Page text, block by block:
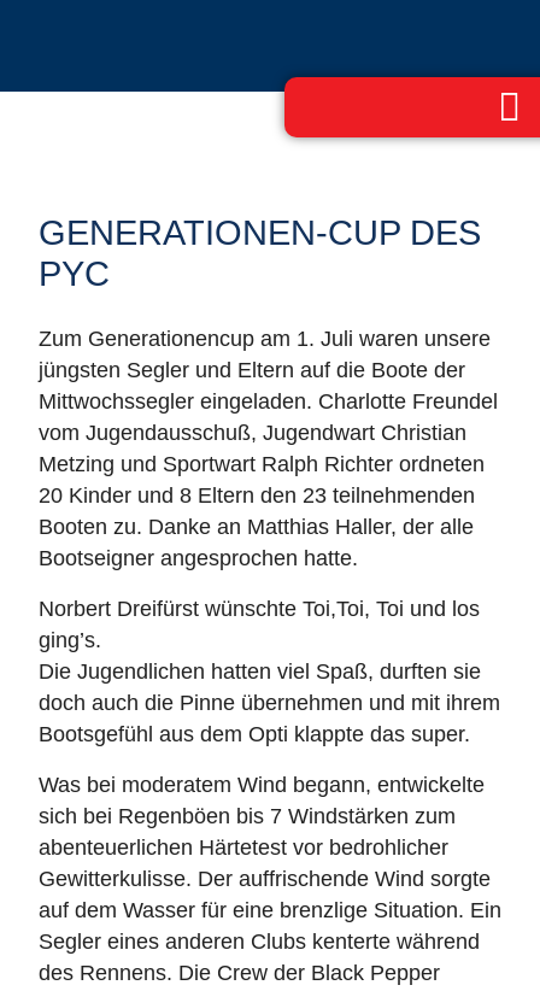
GENERATIONEN-CUP DES
PYC
Zum Generationencup am 1. Juli waren unsere
jüngsten Segler und Eltern auf die Boote der
Mittwochssegler eingeladen. Charlotte Freundel
vom Jugendausschuß, Jugendwart Christian
Metzing und Sportwart Ralph Richter ordneten
20 Kinder und 8 Eltern den 23 teilnehmenden
Booten zu. Danke an Matthias Haller, der alle
Bootseigner angesprochen hatte.
Norbert Dreifürst wünschte Toi,Toi, Toi und los
ging’s.
Die Jugendlichen hatten viel Spaß, durften sie
doch auch die Pinne übernehmen und mit ihrem
Bootsgefühl aus dem Opti klappte das super.
Was bei moderatem Wind begann, entwickelte
sich bei Regenböen bis 7 Windstärken zum
abenteuerlichen Härtetest vor bedrohlicher
Gewitterkulisse. Der auffrischende Wind sorgte
auf dem Wasser für eine brenzlige Situation. Ein
Segler eines anderen Clubs kenterte während
des Rennens. Die Crew der Black Pepper